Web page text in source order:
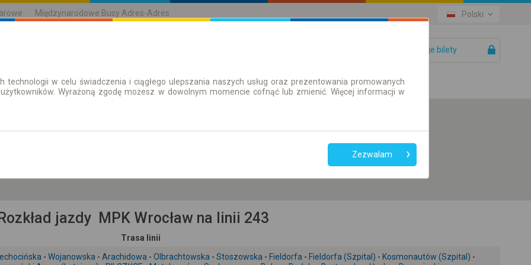
Międzynarodowe Busy Adres-Adres Polski
Twoje bilety
| Bilety Bilety okresowe
przesiadek
Tylko bilet online
Rozkład jazdy MPK Wrocław na linii 243
Trasa linii
- Wojanowska - Arachidowa - Olbrachtowska - Stoszowska - Fieldorfa - Fieldorfa (Szpital) - Kosmonautów (Szpital) -
technologii w celu świadczenia i ciągłego ulepszania naszych usług oraz prezentowania promowanych
Wyrażoną zgodę możesz w dowolnym momencie cofnąć lub zmienić. Więcej informacji w
Zezwalam